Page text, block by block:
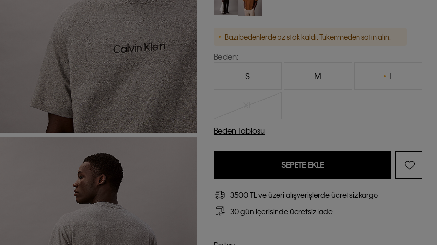
Bazı bedenlerde az stok kaldı. Tükenmeden satın alın.
Beden:
S
M L
Beden Tablosu
SEPETE EKLE
3500 TL ve üzeri alışverişlerde ücretsiz kargo
30 gün içerisinde ücretsiz iade